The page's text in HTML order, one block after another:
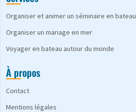
Organiser et animer un séminaire en bateau
Organiser un mariage en mer
Voyager en bateau autour du monde
À propos
Contact
Mentions légales